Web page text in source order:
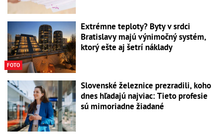
FOTO
Extrémne teploty? Byty v srdci
Bratislavy majú výnimočný systém,
ktorý ešte aj šetrí náklady
Slovenské železnice prezradili, koho
dnes hľadajú najviac: Tieto profesie
sú mimoriadne žiadané